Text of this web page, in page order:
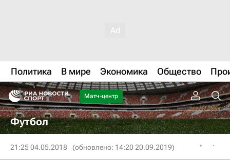
Политика В мире Экономика Общество
Матч-центр
Футбол
21:25 04.05.2018 (обновлено: 14:20 20.09.2019)